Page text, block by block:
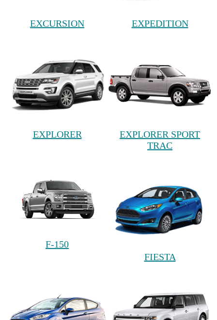
EXCURSION EXPEDITION
EXPLORER
EXPLORER SPORT
TRAC
F-150
FIESTA